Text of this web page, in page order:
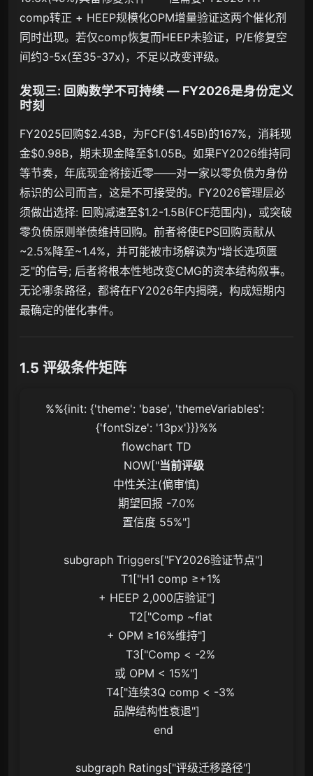
comp转正 + HEEP规模化OPM增量验证这两个催化剂
同时出现。若仅comp恢复而HEEP未验证，P/E修复空
间约3-5x(至35-37x)，不足以改变评级。
发现三: 回购数学不可持续 — FY2026是身份定义
时刻
FY2025回购$2.43B，为FCF($1.45B)的167%，消耗现
金$0.98B，期末现金降至$1.05B。如果FY2026维持同
等节奏，年底现金将接近零——对一家以零负债为身份
标识的公司而言，这是不可接受的。FY2026管理层必
须做出选择: 回购减速至$1.2-1.5B(FCF范围内)，或突破
零负债原则举债维持回购。前者将使EPS回购贡献从
~2.5%降至~1.4%，并可能被市场解读为"增长选项匮
乏"的信号; 后者将根本性地改变CMG的资本结构叙事。
无论哪条路径，都将在FY2026年内揭晓，构成短期内
最确定的催化事件。
1.5 评级条件矩阵
%%{init: {'theme': 'base', 'themeVariables':
{'fontSize': '13px'}}}%%
flowchart TD
    NOW["
当前评级
中性关注(偏审慎)
期望回报 -7.0%
置信度 55%"]
        T1["H1 comp ≥+1%
+ HEEP 2,000店验证"]
        T2["Comp ~flat
+ OPM ≥16%维持"]
        T3["Comp < -2%
或 OPM < 15%"]
        T4["连续3Q comp < -3%
品牌结构性衰退"]